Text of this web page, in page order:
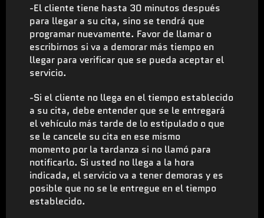
-El cliente tiene hasta 30 minutos después
para llegar a su cita, sino se tendrá que
programar nuevamente. Favor de llamar o
escribirnos si va a demorar más tiempo en
llegar para verificar que se pueda aceptar el
servicio.
-Si el cliente no llega en el tiempo establecido
a su cita, debe entender que se le entregará
el vehículo más tarde de lo estipulado o que
se le cancele su cita en ese mismo
momento por la tardanza si no llamó para
notificarlo. Si usted no llega a la hora
indicada, el servicio va a tener demoras y es
posible que no se le entregue en el tiempo
establecido.